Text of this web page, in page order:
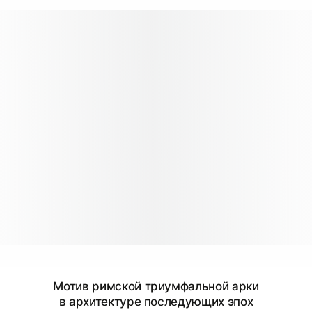
Мотив римской триумфальной арки
в архитектуре последующих эпох